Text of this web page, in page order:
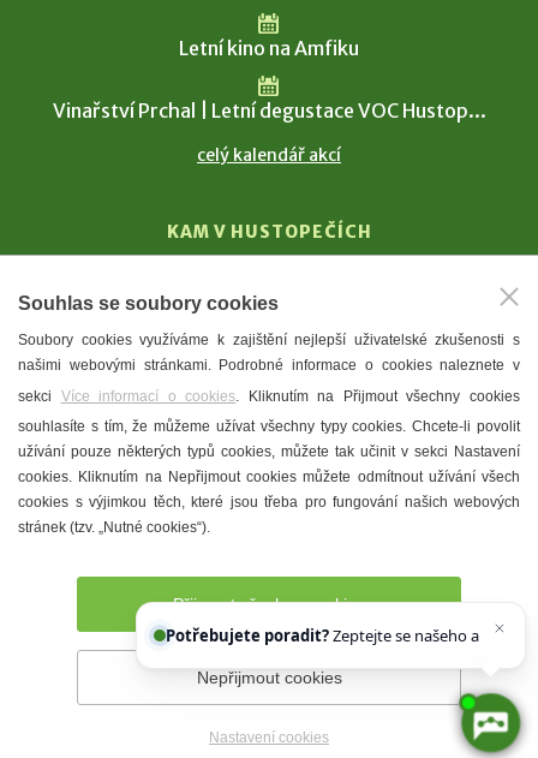
Letní kino na Amfiku
Vinařství Prchal | Letní degustace VOC Hustop...
celý kalendář akcí
KAM V HUSTOPEČÍCH
T. G. Masaryk
Mandloně
Ubytování
Restaurace
Městské muzeum a galerie
Denní meníčka
Prohlášení o přístupnosti Správce webu
Souhlas se soubory cookies
Soubory cookies využíváme k zajištění nejlepší uživatelské zkušenosti s
našimi webovými stránkami. Podrobné informace o cookies naleznete v
sekci Více informací o cookies. Kliknutím na Přijmout všechny cookies
souhlasíte s tím, že můžeme užívat všechny typy cookies. Chcete-li povolit
užívání pouze některých typů cookies, můžete tak učinit v sekci Nastavení
cookies. Kliknutím na Nepřijmout cookies můžete odmítnout užívání všech
cookies s výjimkou těch, které jsou třeba pro fungování našich webových
stránek (tzv. „Nutné cookies“).
Přijmout všechny cookies
Nepřijmout cookies
Nastavení cookies
Potřebujete poradit?
Chettyho.